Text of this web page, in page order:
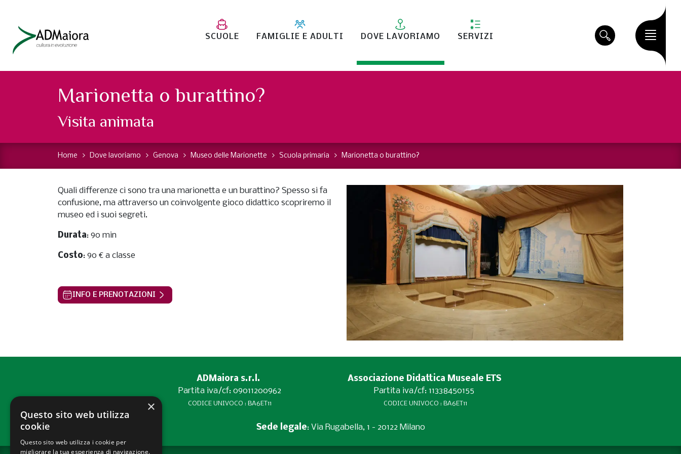
SCUOLE FAMIGLIE E ADULTI DOVE LAVORIAMO SERVIZI
Marionetta o burattino?
Visita animata
Home Dove lavoriamo Genova Museo delle Marionette Scuola primaria Marionetta o burattino?
Quali differenze ci sono tra una marionetta e un burattino? Spesso si fa
confusione, ma attraverso un coinvolgente gioco didattico scopriremo il
museo ed i suoi segreti.
Durata: 90 min
Costo: 90 € a classe
INFO E PRENOTAZIONI
ADMaiora s.r.l.
Partita iva/cf: 09011200962
CODICE UNIVOCO : BA6ET11
Associazione Didattica Museale ETS
Partita iva/cf: 11338450155
CODICE UNIVOCO : BA6ET11
Sede legale: Via Rugabella, 1 - 20122 Milano
×
Questo sito web utilizza
cookie
Questo sito web utilizza i cookie per
migliorare la tua esperienza di navigazione.